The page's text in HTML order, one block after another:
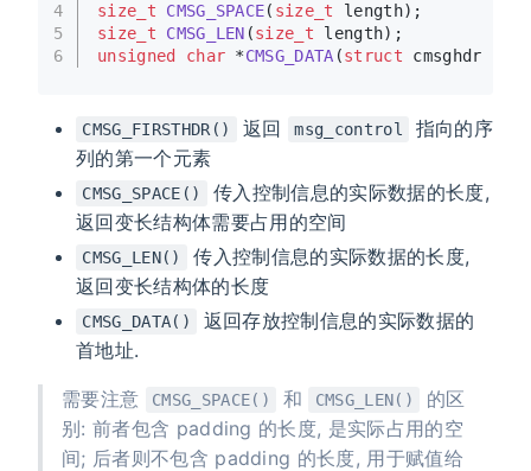
4
5
6
size_t
CMSG_SPACE( size_t length) ;
size_t
CMSG_LEN (size_t length) ;
unsigned
char *CMSG_DATA (struct cmsghdr
CMSG_FIRSTHDR() 返回 msg_control
指向的序
列的第一个元素
CMSG_SPACE()
传入控制信息的实际数据的长度,
返回变长结构体需要占用的空间
CMSG_LEN()
传入控制信息的实际数据的长度,
返回变长结构体的长度
CMSG_DATA()
返回存放控制信息的实际数据的
首地址.
需要注意 CMSG_SPACE() 和 CMSG_LEN()
的区
别: 前者包含 padding 的长度, 是实际占用的空
间; 后者则不包含 padding 的长度, 用于赋值给